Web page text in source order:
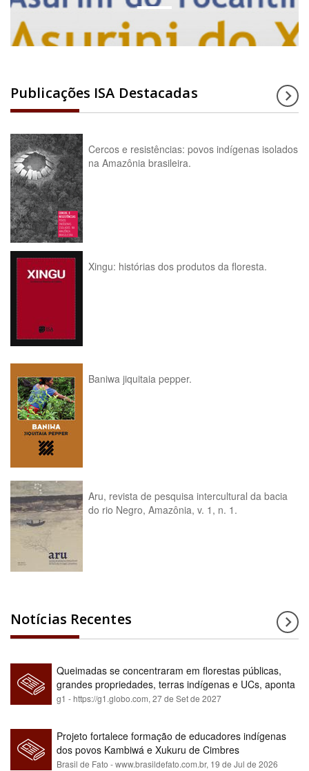
Publicações ISA Destacadas
Cercos e resistências: povos indígenas isolados
na Amazônia brasileira.
Xingu: histórias dos produtos da floresta.
Baniwa jiquitaia pepper.
Aru, revista de pesquisa intercultural da bacia
do rio Negro, Amazônia, v. 1, n. 1.
Notícias Recentes
Queimadas se concentraram em florestas públicas,
grandes propriedades, terras indígenas e UCs, aponta
relatório
g1 - https://g1.globo.com,27 de Set de 2027
Projeto fortalece formação de educadores indígenas
dos povos Kambiwá e Xukuru de Cimbres
Brasil de Fato - www.brasildefato.com.br, 19 de Jul de 2026